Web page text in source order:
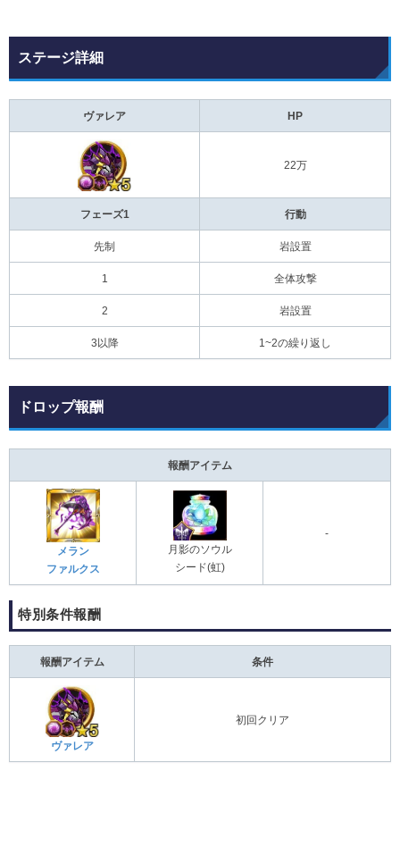
ステージ詳細
ヴァレア HP
22万
フェーズ1 行動
先制 岩設置
1 全体攻撃
2 岩設置
3以降 1~2の繰り返し
ドロップ報酬
報酬アイテム
メラン
ファルクス
月影のソウル
シード(虹)
-
特別条件報酬
報酬アイテム 条件
ヴァレア
初回クリア